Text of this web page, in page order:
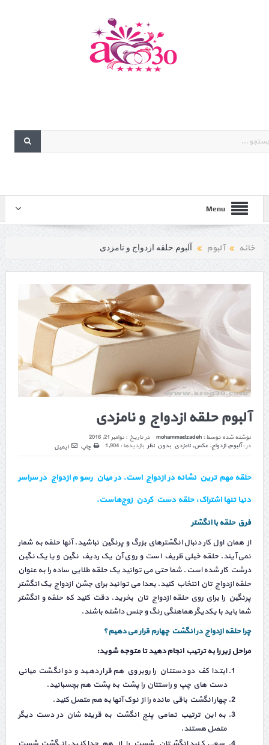
Menu
خانه آلبوم آلبوم حلقه ازدواج و نامزدی
آلبوم حلقه ازدواج و نامزدی
نوشته شده توسط : mohammadzadeh در تاریخ : نوامبر 21, 2016
در :آلبوم,ازدواج, عکس, نامزدی بدون نظر بازدیدها : 1,904 چاپ ایمیل
حلقه مهم ترین نشانه در ازدواج است. در میان رسو م ازدواج در سراسر
دنیا تنها اشتراک، حلقه دست کردن زوج‌هاست.
فرق حلقه با انگشتر
از همان اول کار دنبال انگشترهای بزرگ و پرنگین نباشید. آنها حلقه به شمار
نمی آیند. حلقه خیلی ظریف است و روی آن یک ردیف نگین و یا یک نگین
درشت کار شده است. شما حتی می توانید یک حلقه طلایی ساده را به عنوان
حلقه ازدواج تان انتخاب کنید. بعدا می توانید برای جشن ازدواج یک انگشتر
پرنگین را برای روی حلقه ازدواج تان بخرید. دقت کنید که حلقه و انگشتر
شما باید با یکدیگر هماهنگی رنگ و جنس داشته باشند.
چرا حلقه ازدواج در انگشت چهارم قرار می دهیم؟
مراحل زير را به ترتيب انجام دهيد تا متوجه شويد:
ابتدا کف دو دستتان را روبروي هم قرار دهيد و دو انگشت مياني
دست هاي چپ و راستتان را پشت به پشت هم بچسبانيد.
چهار انگشت باقي مانده را از نوک آنها به هم متصل کنيد.
به اين ترتيب تمامي پنج انگشت به قرينه شان در دست ديگر
متصل هستند.